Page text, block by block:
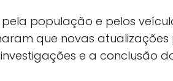
população e pelos
que novas
e a conclusão